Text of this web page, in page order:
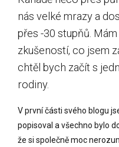
nás velké mrazy a
přes -30 stupňů.
zkušeností, co jsem
chtěl bych začít s
rodiny.
V první části svého blogu
popisoval a všechno bylo
že si společně moc